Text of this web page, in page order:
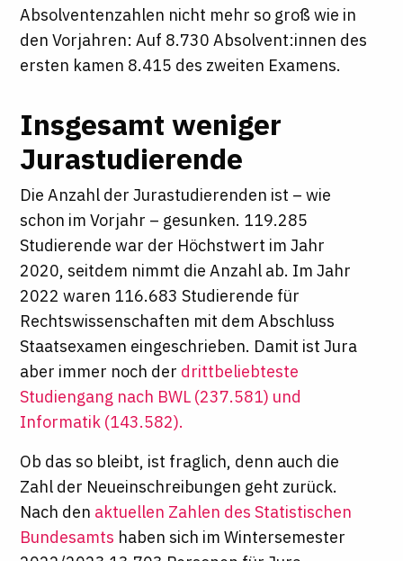
Absolventenzahlen nicht mehr so groß wie in
den Vorjahren: Auf 8.730 Absolvent:innen des
ersten kamen 8.415 des zweiten Examens.
Insgesamt weniger
Jurastudierende
Die Anzahl der Jurastudierenden ist – wie
schon im Vorjahr – gesunken. 119.285
Studierende war der Höchstwert im Jahr
2020, seitdem nimmt die Anzahl ab. Im Jahr
2022 waren 116.683 Studierende für
Rechtswissenschaften mit dem Abschluss
Staatsexamen eingeschrieben. Damit ist Jura
aber immer noch der drittbeliebteste
Studiengang nach BWL (237.581) und
Informatik (143.582).
Ob das so bleibt, ist fraglich, denn auch die
Zahl der Neueinschreibungen geht zurück.
Nach den aktuellen Zahlen des Statistischen
Bundesamts haben sich im Wintersemester